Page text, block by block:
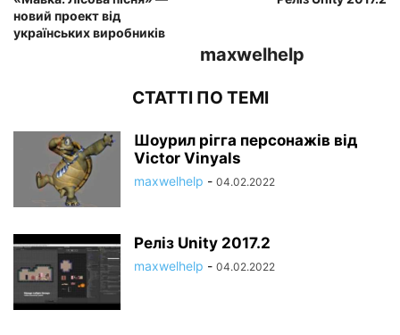
новий проект від
українських виробників
maxwelhelp
СТАТТІ ПО ТЕМІ
Шоурил рігга персонажів від
Victor Vinyals
maxwelhelp - 04.02.2022
Реліз Unity 2017.2
maxwelhelp - 04.02.2022